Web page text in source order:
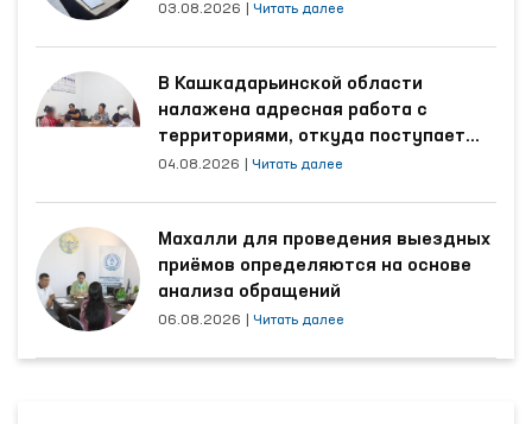
трудятся осуждённые
03.08.2026 Читать далее
В Кашкадарьинской области
налажена адресная работа с
территориями, откуда поступает
наибольшее количество обращений
04.08.2026 Читать далее
Махалли для проведения выездных
приёмов определяются на основе
анализа обращений
06.08.2026 Читать далее